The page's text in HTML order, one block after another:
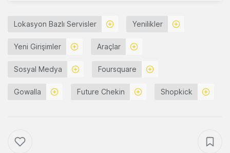
Lokasyon Bazlı Servisler Yenilikler
Yeni Girişimler Araçlar
Sosyal Medya Foursquare
Gowalla Future Chekin Shopkick